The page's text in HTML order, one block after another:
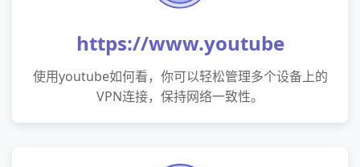
https://www.youtube
使用youtube如何看，你可以轻松管理多个设备上的
VPN连接，保持网络一致性。